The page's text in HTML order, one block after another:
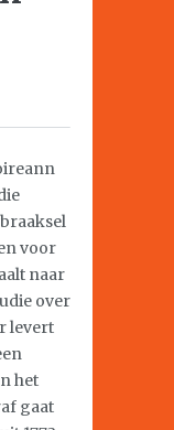
voor
naar
over
levert
het
gaat